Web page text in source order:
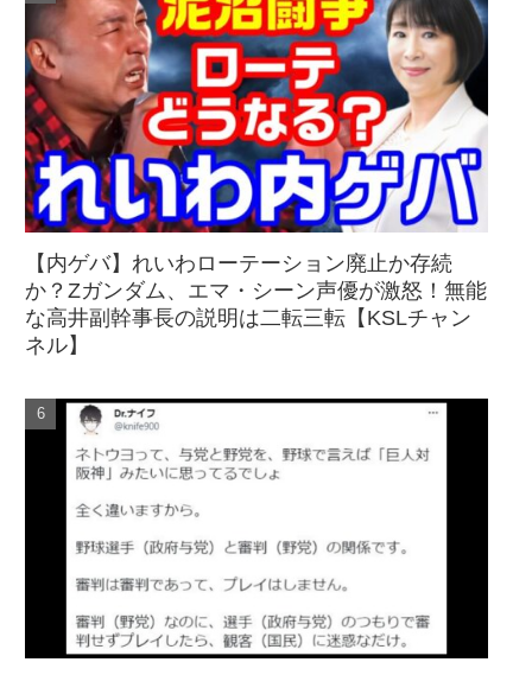
【内ゲバ】れいわローテーション廃止か存続
か？Zガンダム、エマ・シーン声優が激怒！無能
な高井副幹事長の説明は二転三転【KSLチャン
ネル】